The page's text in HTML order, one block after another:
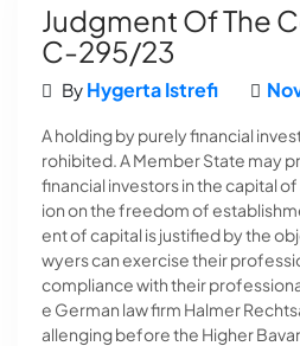
Judgment Of The
C-295/23
By Hygerta Istrefi
A holding by purely financial
rohibited. A Member State may
financial investors in the capital
ion on the freedom of
ent of capital is justified by the
wyers can exercise their
compliance with their
e German law firm Halmer
allenging before the Higher